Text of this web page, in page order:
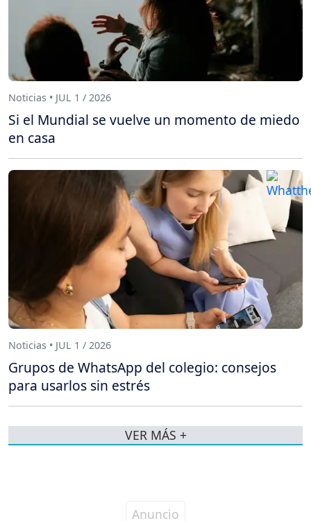
Noticias • JUL 1 / 2026
Si el Mundial se vuelve un momento de miedo
en casa
Noticias • JUL 1 / 2026
Grupos de WhatsApp del colegio: consejos
para usarlos sin estrés
VER MÁS +